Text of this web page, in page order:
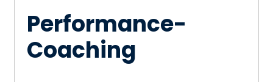
Performance-
Coaching